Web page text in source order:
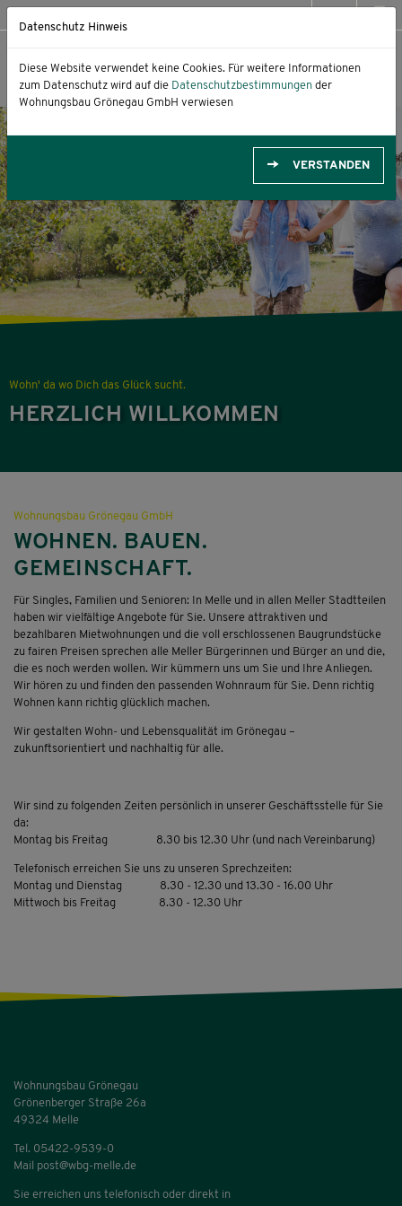
Datenschutz Hinweis
Diese Website verwendet keine Cookies. Für weitere Informationen
zum Datenschutz wird auf die Datenschutzbestimmungender
Wohnungsbau Grönegau GmbH verwiesen
VERSTANDEN
Wohn' da wo Dich das Glück sucht.
HERZLICH WILLKOMMEN
Wohnungsbau Grönegau GmbH
WOHNEN. BAUEN.
GEMEINSCHAFT.
Für Singles, Familien und Senioren: In Melle und in allen Meller Stadtteilen
haben wir vielfältige Angebote für Sie. Unsere attraktiven und
bezahlbaren Mietwohnungen und die voll erschlossenen Baugrundstücke
zu fairen Preisen sprechen alle Meller Bürgerinnen und Bürger an und die,
die es noch werden wollen. Wir kümmern uns um Sie und Ihre Anliegen.
Wir hören zu und finden den passenden Wohnraum für Sie. Denn richtig
Wohnen kann richtig glücklich machen.
Wir gestalten Wohn- und Lebensqualität im Grönegau –
zukunftsorientiert und nachhaltig für alle.
Wir sind zu folgenden Zeiten persönlich in unserer Geschäftsstelle für Sie
da:
Montag bis Freitag 8.30 bis 12.30 Uhr (und nach Vereinbarung)
Telefonisch erreichen Sie uns zu unseren Sprechzeiten:
Montag und Dienstag 8.30 - 12.30 und 13.30 - 16.00 Uhr
Mittwoch bis Freitag 8.30 - 12.30 Uhr
Wohnungsbau Grönegau
Grönenberger Straße 26a
49324 Melle
Tel. 05422-9539-0
Mail post@wbg-melle.de
Sie erreichen uns telefonisch oder direkt in